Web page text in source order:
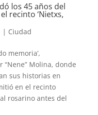
los 45 años del
recinto ‘Nietxs,
| Ciudad
memoria’,
Molina, donde
sus historias en
en el recinto
rosarino antes del